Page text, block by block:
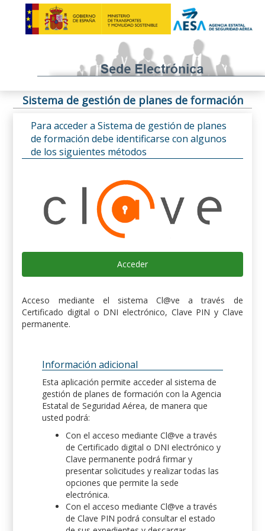
Sistema de gestión de planes de formación
Para acceder a Sistema de gestión de planes
de formación debe identificarse con algunos
de los siguientes métodos
Acceder
Acceso mediante el sistema Cl@ve a través de
Certificado digital o DNI electrónico, Clave PIN y Clave
permanente.
Información adicional
Esta aplicación permite acceder al sistema de
gestión de planes de formación con la Agencia
Estatal de Seguridad Aérea, de manera que
usted podrá:
Con el acceso mediante Cl@ve a través
de Certificado digital o DNI electrónico y
Clave permanente podrá firmar y
presentar solicitudes y realizar todas las
opciones que permite la sede
electrónica.
Con el acceso mediante Cl@ve a través
de Clave PIN podrá consultar el estado